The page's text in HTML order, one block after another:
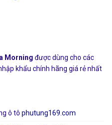
Morning được dùng cho các
khẩu chính hãng giá rẻ nhất
ô tô phutung169.com